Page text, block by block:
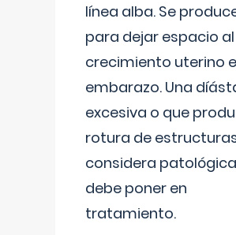
línea alba. Se
para dejar espacio al
crecimiento uterino
embarazo. Una
excesiva o que
rotura de
considera
debe poner en
tratamiento.